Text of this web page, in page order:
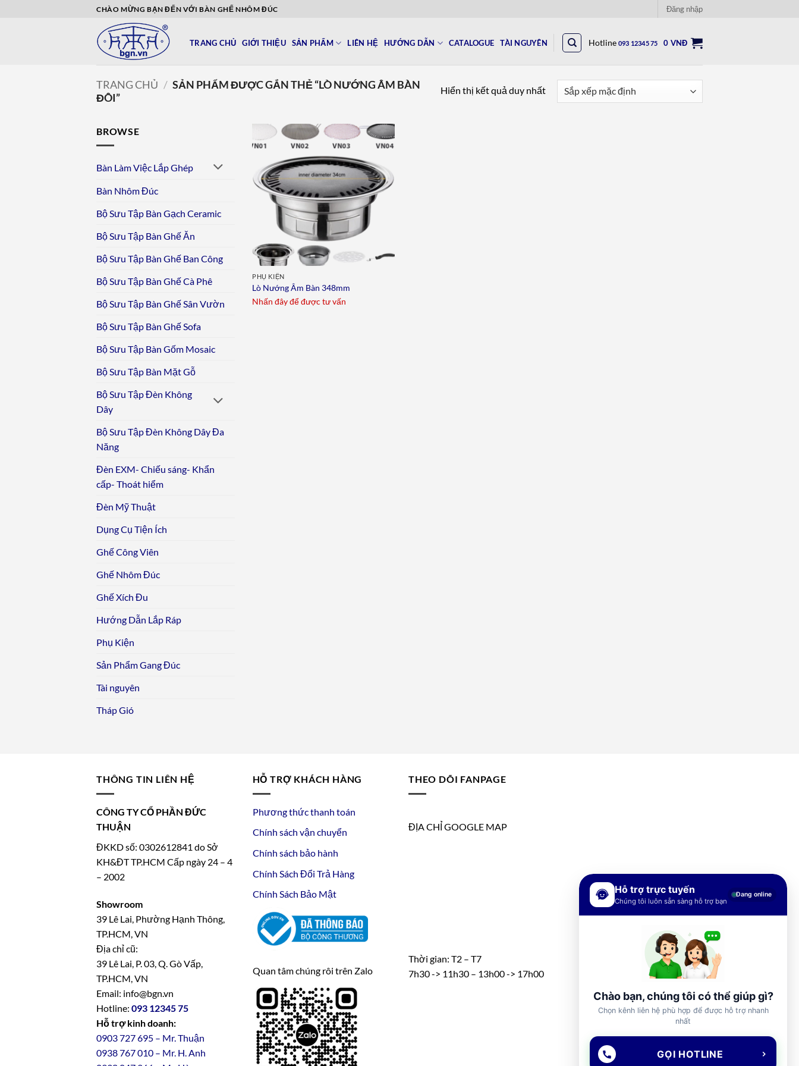
CHÀO MỪNG BẠN ĐẾN VỚI BÀN GHẾ NHÔM ĐÚC Đăng nhập
TRANG CHỦ GIỚI THIỆU SẢN PHẨM LIÊN HỆ HƯỚNG DẪN CATALOGUE TÀI NGUYÊN Hotline 093 12345 75 0 VNĐ
TRANG CHỦ / SẢN PHẨM ĐƯỢC GẮN THẺ “LÒ NƯỚNG ÂM BÀN
ĐÔI”
Hiển thị kết quả duy nhất
BROWSE
Bàn Làm Việc Lắp Ghép
Bàn Nhôm Đúc
Bộ Sưu Tập Bàn Gạch Ceramic
Bộ Sưu Tập Bàn Ghế Ăn
Bộ Sưu Tập Bàn Ghế Ban Công
Bộ Sưu Tập Bàn Ghế Cà Phê
Bộ Sưu Tập Bàn Ghế Sân Vườn
Bộ Sưu Tập Bàn Ghế Sofa
Bộ Sưu Tập Bàn Gốm Mosaic
Bộ Sưu Tập Bàn Mặt Gỗ
Bộ Sưu Tập Đèn Không
Dây
Bộ Sưu Tập Đèn Không Dây Đa
Năng
Đèn EXM- Chiếu sáng- Khẩn
cấp- Thoát hiểm
Đèn Mỹ Thuật
Dụng Cụ Tiện Ích
Ghế Công Viên
Ghế Nhôm Đúc
Ghế Xích Đu
Hướng Dẫn Lắp Ráp
Phụ Kiện
Sản Phẩm Gang Đúc
Tài nguyên
Tháp Gió
wishlist
PHỤ KIỆN
Lò Nướng Âm Bàn 348mm
Nhấn đây để được tư vấn
THÔNG TIN LIÊN HỆ
CÔNG TY CỔ PHẦN ĐỨC
THUẬN
ĐKKD số: 0302612841 do Sở
KH&ĐT TP.HCM Cấp ngày 24 – 4
– 2002
Showroom
39 Lê Lai, Phường Hạnh Thông,
TP.HCM, VN
Địa chỉ cũ:
39 Lê Lai, P. 03, Q. Gò Vấp,
TP.HCM, VN
Email: info@bgn.vn
Hotline: 093 12345 75
Hỗ trợ kinh doanh:
0903 727 695 – Mr. Thuận
0938 767 010 – Mr. H. Anh
HỖ TRỢ KHÁCH HÀNG
Phương thức thanh toán
Chính sách vận chuyển
Chính sách bảo hành
Chính Sách Đổi Trả Hàng
Chính Sách Bảo Mật
Quan tâm chúng rôi trên Zalo
THEO DÕI FANPAGE
ĐỊA CHỈ GOOGLE MAP
Thời gian: T2 – T7
7h30 -> 11h30 – 13h00 -> 17h00
Hỗ trợ trực tuyến
Chúng tôi luôn sẵn sàng hỗ trợ bạn
Đang online
Chào bạn, chúng tôi có thể giúp gì?
Chọn kênh liên hệ phù hợp để được hỗ trợ nhanh
nhất
GỌI HOTLINE